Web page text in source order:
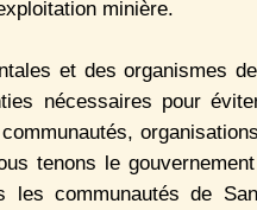
minière.
et des organismes
nécessaires pour
tenons le
communautés de